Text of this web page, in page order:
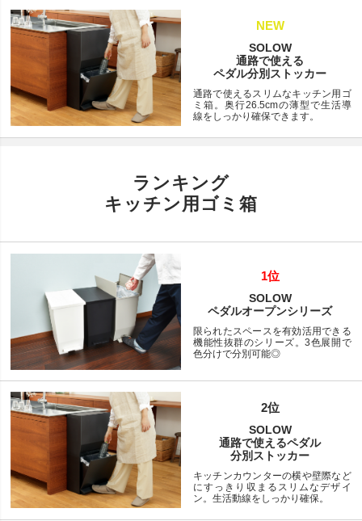
NEW
SOLOW
通路で使える
ペダル分別ストッカー
通路で使えるスリムなキッチン用ゴ
ミ箱。奥行26.5cmの薄型で生活導
線をしっかり確保できます。
ランキング
キッチン用ゴミ箱
1位
SOLOW
ペダルオープンシリーズ
限られたスペースを有効活用できる
機能性抜群のシリーズ。3色展開で
色分けで分別可能◎
2位
SOLOW
通路で使えるペダル
分別ストッカー
キッチンカウンターの横や壁際など
にすっきり収まるスリムなデザイ
ン。生活動線をしっかり確保。